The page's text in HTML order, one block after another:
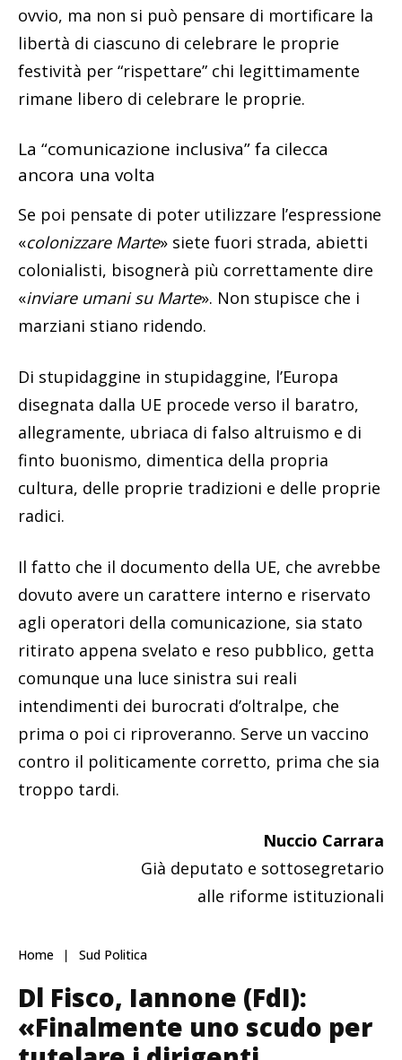
ovvio, ma non si può pensare di mortificare la
libertà di ciascuno di celebrare le proprie
festività per “rispettare” chi legittimamente
rimane libero di celebrare le proprie.
La “comunicazione inclusiva” fa cilecca
ancora una volta
Se poi pensate di poter utilizzare l’espressione
«colonizzare Marte» siete fuori strada, abietti
colonialisti, bisognerà più correttamente dire
«inviare umani su Marte». Non stupisce che i
marziani stiano ridendo.
Di stupidaggine in stupidaggine, l’Europa
disegnata dalla UE procede verso il baratro,
allegramente, ubriaca di falso altruismo e di
finto buonismo, dimentica della propria
cultura, delle proprie tradizioni e delle proprie
radici.
Il fatto che il documento della UE, che avrebbe
dovuto avere un carattere interno e riservato
agli operatori della comunicazione, sia stato
ritirato appena svelato e reso pubblico, getta
comunque una luce sinistra sui reali
intendimenti dei burocrati d’oltralpe, che
prima o poi ci riproveranno. Serve un vaccino
contro il politicamente corretto, prima che sia
troppo tardi.
Nuccio Carrara
Già deputato e sottosegretario
alle riforme istituzionali
Home Sud Politica
Dl Fisco, Iannone (FdI):
«Finalmente uno scudo per